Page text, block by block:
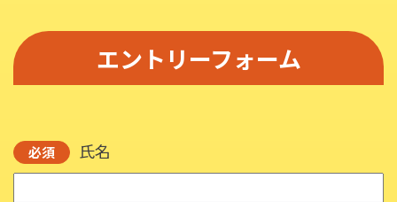
エントリーフォーム
必須 氏名